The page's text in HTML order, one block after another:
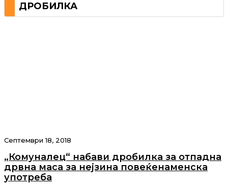
ДРОБИЛКА
Септември 18, 2018
„Комуналец“ набави дробилка за отпадна
дрвна маса за нејзина повеќенаменска
употреба